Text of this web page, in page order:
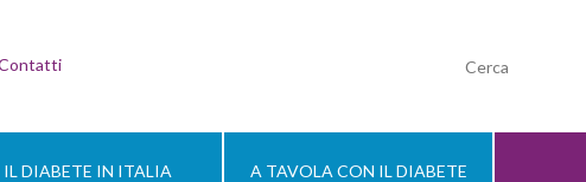
IL DIABETE IN ITALIA A TAVOLA CON IL DIABETE